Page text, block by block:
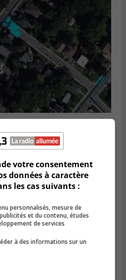
s’armer contre les
votre consentement
données à caractère
les cas suivants :
personnalisés, mesure de
et du contenu, études
de services
à des informations sur un